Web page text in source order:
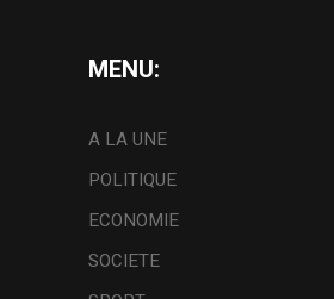
MENU:
A LA UNE
POLITIQUE
ECONOMIE
SOCIETE